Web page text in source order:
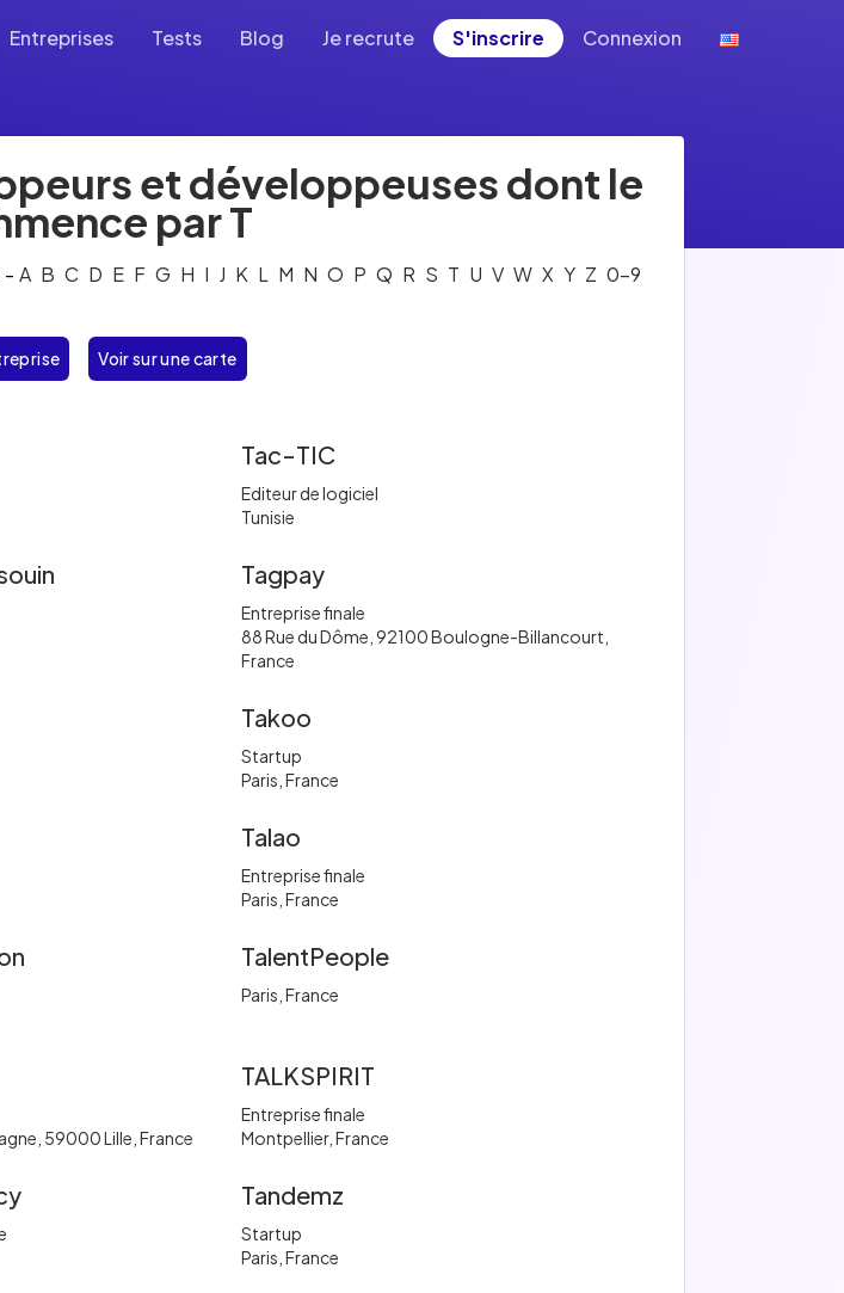
Entreprises Tests Blog Je recrute S'inscrire Connexion
et développeuses dont le
par T
- A B C D E F G H I J K L M N O P Q R S T U V W X Y Z 0-9
Voir sur une carte
Tac-TIC
Editeur de logiciel
Tunisie
Tagpay
Entreprise finale
88 Rue du Dôme, 92100 Boulogne-Billancourt,
France
Takoo
Startup
Paris, France
Talao
Entreprise finale
Paris, France
TalentPeople
Paris, France
59000 Lille, France
TALKSPIRIT
Entreprise finale
Montpellier, France
Tandemz
Startup
Paris, France